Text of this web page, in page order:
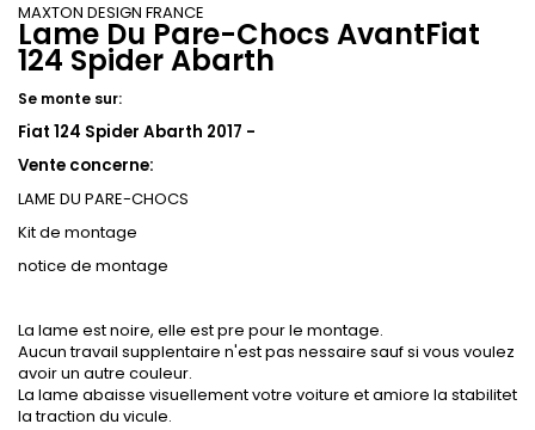
MAXTON DESIGN FRANCE
Lame Du Pare-Chocs AvantFiat
124 Spider Abarth
Se monte sur:
Fiat 124 Spider Abarth 2017 -
Vente concerne:
LAME DU PARE-CHOCS
Kit de montage
notice de montage
La lame est noire, elle est pre pour le montage.
Aucun travail supplentaire n'est pas nessaire sauf si vous voulez
avoir un autre couleur.
La lame abaisse visuellement votre voiture et amiore la stabilitet
la traction du vicule.